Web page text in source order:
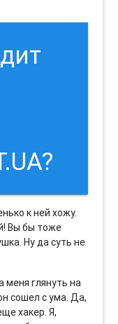
к ней хожу.
Вы бы тоже
Ну да суть не
глянуть на
сошел с ума. Да,
хакер. Я,